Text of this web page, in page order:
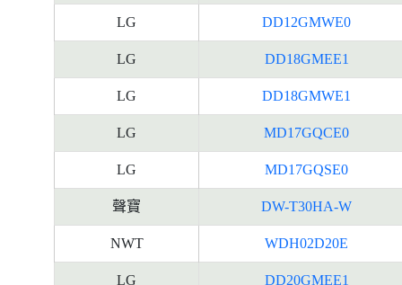
LG DD12GMWE0
LG DD18GMEE1
LG DD18GMWE1
LG MD17GQCE0
LG MD17GQSE0
聲寶 DW-T30HA-W
NWT WDH02D20E
LG DD20GMEE1